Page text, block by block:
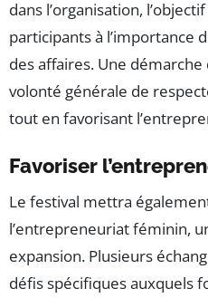
dans l’organisation,
participants à l’importance
des affaires. Une démarche
volonté générale de
tout en favorisant
Favoriser
Le festival mettra
l’entrepreneuriat féminin,
expansion. Plusieurs
défis spécifiques auxquels